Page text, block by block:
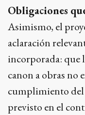
Obligaciones
Asimismo, el
aclaración
incorporada: que
canon a obras no
cumplimiento del
previsto en el